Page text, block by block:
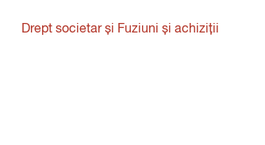
Drept societar și Fuziuni și achiziții